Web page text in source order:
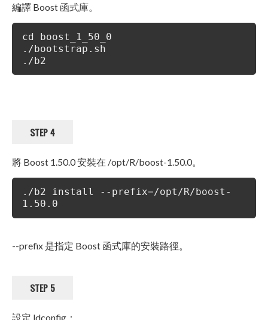
編譯 Boost 函式庫。
cd boost_1_50_0
./bootstrap.sh
./b2
STEP 4
將 Boost 1.50.0 安裝在 /opt/R/boost-1.50.0。
./b2 install --prefix=/opt/R/boost-
1.50.0
--prefix 是指定 Boost 函式庫的安裝路徑。
STEP 5
設定 ldconfig：